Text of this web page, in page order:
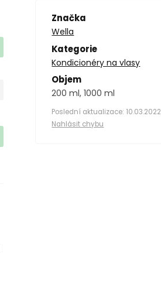
Značka
Wella
Kategorie
Kondicionéry na vlasy
Objem
200 ml, 1000 ml
Poslední aktualizace: 10.03.2022
Nahlásit chybu